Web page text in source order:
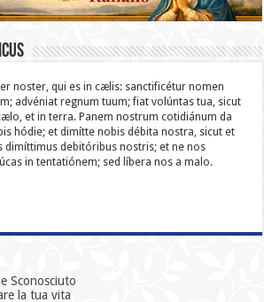
noster, qui es in cælis: sanc­ti­ficétur nomen
advéniat regnum tuum; fiat volúntas tua, sicut
et in terra. Panem nostrum cotidiánum da
hódie; et dimítte nobis débita nostra, sicut et
dimíttimus debitóribus nostris; et ne nos
in ten­ta­tiónem; sed líbera nos a malo.
Sconosciuto
la tua vita